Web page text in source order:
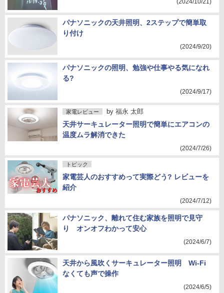
(2024/10/21)
パナソニックの天井照明、2ステップで簡単取
り付け
(2024/9/20)
パナソニックの照明、勉強や仕事やる気になれ
る?
(2024/9/17)
家電レビュー by 福永 太郎
天井サーキュレーター照明で簡単にエアコンの
温度ムラ解消できた
(2024/7/26)
トピック
家電芸人のおすすめって実際どう? レビューを
紹介
(2024/7/12)
パナソニック、離れて住む家族を照明で見守
り オンオフわかって安心
(2024/6/7)
天井から風吹くサーキュレーター照明 Wi-Fi
なくても声で操作
(2024/6/5)